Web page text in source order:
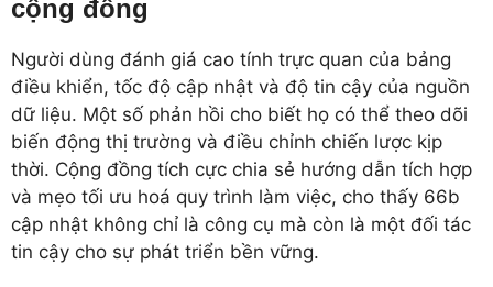
cộng đồng
Người dùng đánh giá cao tính trực quan của bảng
điều khiển, tốc độ cập nhật và độ tin cậy của nguồn
dữ liệu. Một số phản hồi cho biết họ có thể theo dõi
biến động thị trường và điều chỉnh chiến lược kịp
thời. Cộng đồng tích cực chia sẻ hướng dẫn tích hợp
và mẹo tối ưu hoá quy trình làm việc, cho thấy 66b
cập nhật không chỉ là công cụ mà còn là một đối tác
tin cậy cho sự phát triển bền vững.